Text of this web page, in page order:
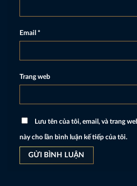
Email *
Trang web
Lưu tên của tôi, email, và trang
này cho lần bình luận kế tiếp của tôi.